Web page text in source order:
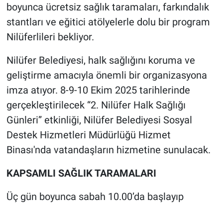
boyunca ücretsiz sağlık taramaları, farkındalık
stantları ve eğitici atölyelerle dolu bir program
Nilüferlileri bekliyor.
Nilüfer Belediyesi, halk sağlığını koruma ve
geliştirme amacıyla önemli bir organizasyona
imza atıyor. 8-9-10 Ekim 2025 tarihlerinde
gerçekleştirilecek “2. Nilüfer Halk Sağlığı
Günleri” etkinliği, Nilüfer Belediyesi Sosyal
Destek Hizmetleri Müdürlüğü Hizmet
Binası'nda vatandaşların hizmetine sunulacak.
KAPSAMLI SAĞLIK TARAMALARI
Üç gün boyunca sabah 10.00’da başlayıp